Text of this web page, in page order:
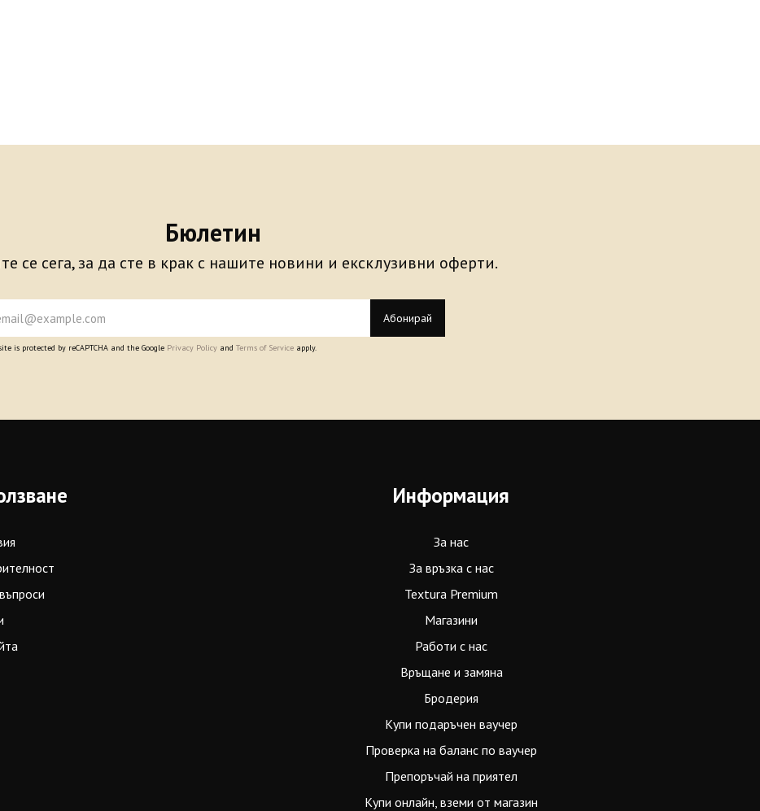
Бюлетин
се сега, за да сте в крак с нашите новини и ексклузивни оферти.
Абонирай
is protected by reCAPTCHA and the Google Privacy Policy and Terms of Service apply.
Информация
За нас
За връзка с нас
Textura Premium
Магазини
Работи с нас
Връщане и замяна
Бродерия
Купи подаръчен ваучер
Проверка на баланс по ваучер
Препоръчай на приятел
Купи онлайн, вземи от магазин